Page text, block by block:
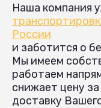
Наша компания
России
и заботится о
Мы имеем
работаем
снижает цену
доставку